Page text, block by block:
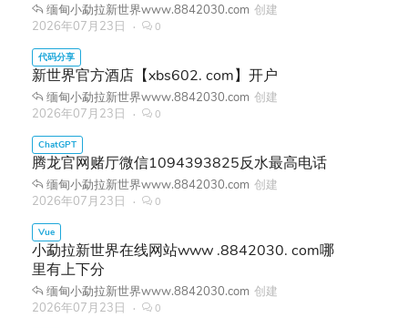
缅甸小勐拉新世界www.8842030.com 创建
2026年07月23日
0
新世界官方酒店【xbs602. com】开户
缅甸小勐拉新世界www.8842030.com 创建
2026年07月23日
0
腾龙官网赌厅微信1094393825反水最高电话
缅甸小勐拉新世界www.8842030.com 创建
2026年07月23日
0
小勐拉新世界在线网站www .8842030. com哪
里有上下分
缅甸小勐拉新世界www.8842030.com 创建
2026年07月23日
0